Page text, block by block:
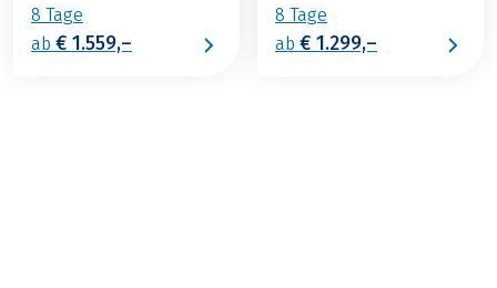
8 Tage
ab € 1.559,–
8 Tage
ab € 1.299,–